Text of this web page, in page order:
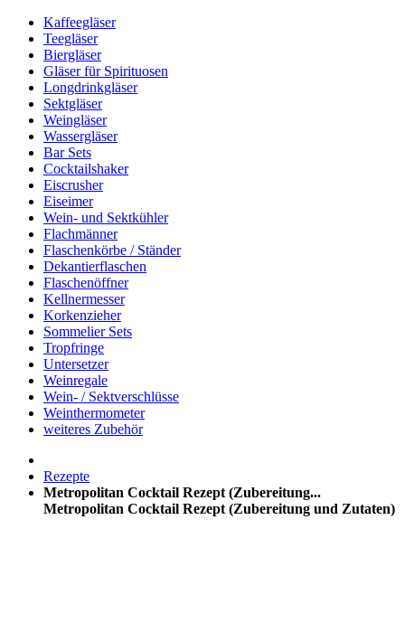
Kaffeegläser
Teegläser
Biergläser
Gläser für Spirituosen
Longdrinkgläser
Sektgläser
Weingläser
Wassergläser
Bar Sets
Cocktailshaker
Eiscrusher
Eiseimer
Wein- und Sektkühler
Flachmänner
Flaschenkörbe / Ständer
Dekantierflaschen
Flaschenöffner
Kellnermesser
Korkenzieher
Sommelier Sets
Tropfringe
Untersetzer
Weinregale
Wein- / Sektverschlüsse
Weinthermometer
weiteres Zubehör
Rezepte
Metropolitan Cocktail Rezept (Zubereitung...
Metropolitan Cocktail Rezept (Zubereitung und Zutaten)